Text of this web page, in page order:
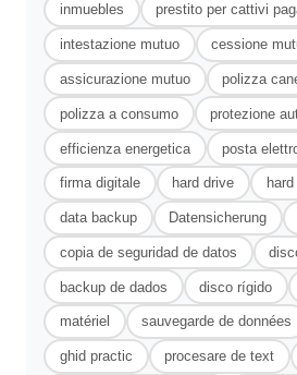
inmuebles prestito per cattivi
intestazione mutuo cessione
assicurazione mutuo polizza
polizza a consumo protezione
efficienza energetica posta
firma digitale hard drive
data backup Datensicherung
copia de seguridad de datos
backup de dados disco rígido
matériel sauvegarde de données
ghid practic procesare de text